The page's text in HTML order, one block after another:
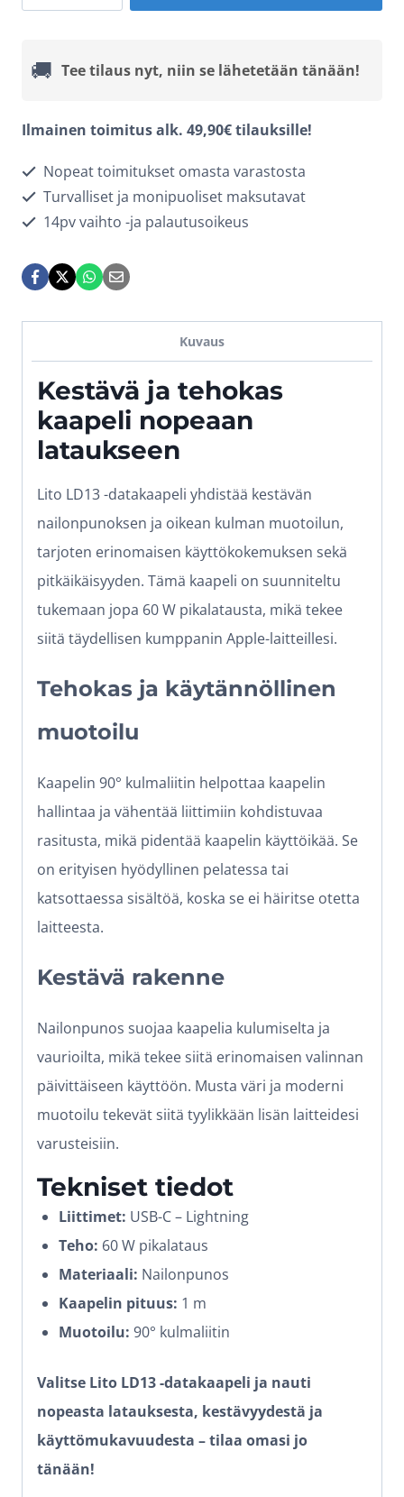
(LD13)
Lightning,
pikalataus
60W,
nailonpunos,
kulmaliitin,
1m
🚚 Tee tilaus nyt, niin se lähetetään tänään!
Ilmainen toimitus alk. 49,90€ tilauksille!
Nopeat toimitukset omasta varastosta
Turvalliset ja monipuoliset maksutavat
14pv vaihto -ja palautusoikeus
Kuvaus
Kestävä ja tehokas
kaapeli nopeaan
lataukseen
Lito LD13 -datakaapeli yhdistää kestävän
nailonpunoksen ja oikean kulman muotoilun,
tarjoten erinomaisen käyttökokemuksen sekä
pitkäikäisyyden. Tämä kaapeli on suunniteltu
tukemaan jopa 60 W pikalatausta, mikä tekee
siitä täydellisen kumppanin Apple-laitteillesi.
Tehokas ja käytännöllinen
muotoilu
Kaapelin 90° kulmaliitin helpottaa kaapelin
hallintaa ja vähentää liittimiin kohdistuvaa
rasitusta, mikä pidentää kaapelin käyttöikää. Se
on erityisen hyödyllinen pelatessa tai
katsottaessa sisältöä, koska se ei häiritse otetta
laitteesta.
Kestävä rakenne
Nailonpunos suojaa kaapelia kulumiselta ja
vaurioilta, mikä tekee siitä erinomaisen valinnan
päivittäiseen käyttöön. Musta väri ja moderni
muotoilu tekevät siitä tyylikkään lisän laitteidesi
varusteisiin.
Tekniset tiedot
Liittimet: USB-C – Lightning
Teho: 60 W pikalataus
Materiaali: Nailonpunos
Kaapelin pituus: 1 m
Muotoilu: 90° kulmaliitin
Valitse Lito LD13 -datakaapeli ja nauti
nopeasta latauksesta, kestävyydestä ja
käyttömukavuudesta – tilaa omasi jo
tänään!